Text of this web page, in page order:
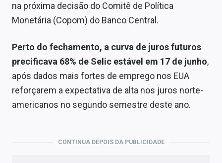
na próxima decisão do Comitê de Política
Monetária (Copom) do Banco Central.
Perto do fechamento, a curva de juros futuros
precificava 68% de Selic estável em 17 de junho,
após dados mais fortes de emprego nos EUA
reforçarem a expectativa de alta nos juros norte-
americanos no segundo semestre deste ano.
CONTINUA DEPOIS DA PUBLICIDADE